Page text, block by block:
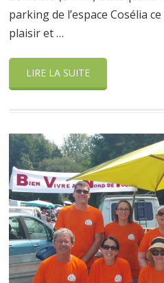
parking de l’espace Cosélia
plaisir et …
LIRE LA SUITE